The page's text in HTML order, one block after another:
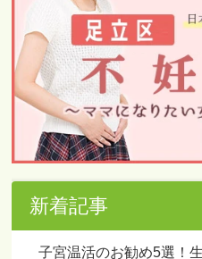
新着記事
子宮温活のお勧め5選！